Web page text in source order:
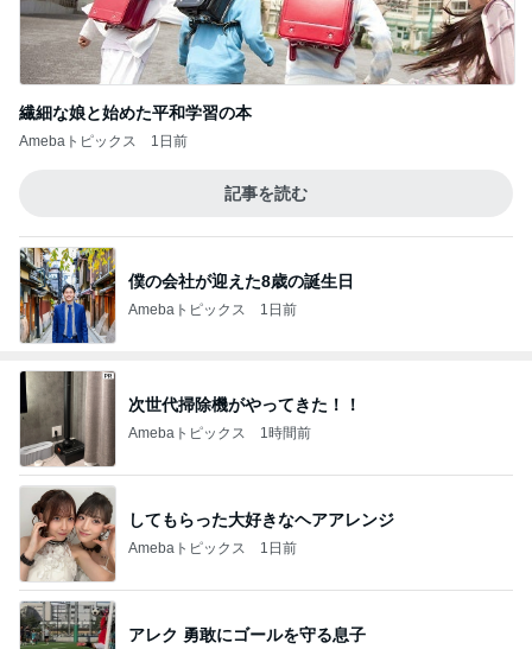
繊細な娘と始めた平和学習の本
Amebaトピックス 1日前
記事を読む
僕の会社が迎えた8歳の誕生日
Amebaトピックス 1日前
次世代掃除機がやってきた！！
Amebaトピックス 1時間前
してもらった大好きなヘアアレンジ
Amebaトピックス 1日前
アレク 勇敢にゴールを守る息子